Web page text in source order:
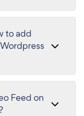
to add
Feed on